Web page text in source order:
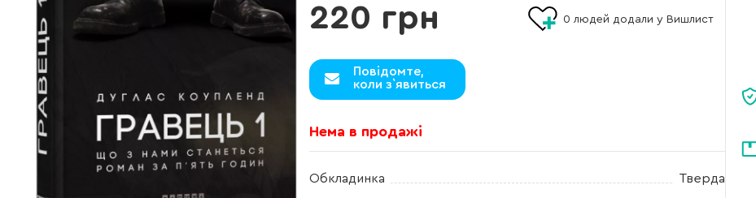
220 грн
Повідомте,
коли з`явиться
0 людей додали у Вишлист
Нема в продажі
Обкладинка Тверда